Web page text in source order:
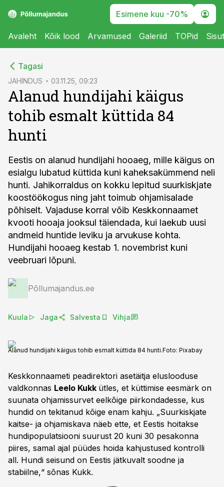
Esimene kuu -70%
Avaleht Kõik lood Arvamused Galeriid TOPid
Tagasi
JAHINDUS 03.11.25, 09:23
Alanud hundijahi käigus
tohib esmalt küttida 84
hunti
Eestis on alanud hundijahi hooaeg, mille käigus on
esialgu lubatud küttida kuni kaheksakümmend neli
hunti. Jahikorraldus on kokku lepitud suurkiskjate
koostöökogus ning jaht toimub ohjamisalade
põhiselt. Vajaduse korral võib Keskkonnaamet
kvooti hooaja jooksul täiendada, kui laekub uusi
andmeid huntide leviku ja arvukuse kohta.
Hundijahi hooaeg kestab 1. novembrist kuni
veebruari lõpuni.
Põllumajandus.ee
Kuula Jaga Salvesta Vihja
Alanud hundijahi käigus tohib esmalt küttida 84 hunti.Foto: Pixabay
Keskkonnaameti peadirektori asetäitja eluslooduse
valdkonnas Leelo Kukk ütles, et küttimise eesmärk on
suunata ohjamissurvet eelkõige piirkondadesse, kus
hundid on tekitanud kõige enam kahju. „Suurkiskjate
kaitse- ja ohjamiskava näeb ette, et Eestis hoitakse
hundipopulatsiooni suurust 20 kuni 30 pesakonna
piires, samal ajal püüdes hoida kahjustused kontrolli
all. Hundi seisund on Eestis jätkuvalt soodne ja
stabiilne,“ sõnas Kukk.